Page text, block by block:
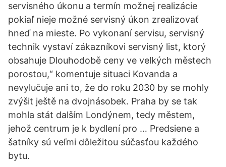
servisného úkonu a termín možnej realizácie
pokiaľ nieje možné servisný úkon zrealizovať
hneď na mieste. Po vykonaní servisu, servisný
technik vystaví zákazníkovi servisný list, ktorý
obsahuje Dlouhodobě ceny ve velkých městech
porostou,“ komentuje situaci Kovanda a
nevylučuje ani to, že do roku 2030 by se mohly
zvýšit ještě na dvojnásobek. Praha by se tak
mohla stát dalším Londýnem, tedy městem,
jehož centrum je k bydlení pro … Predsiene a
šatníky sú veľmi dôležitou súčasťou každého
bytu.